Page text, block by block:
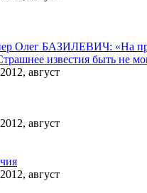
Олег БАЗИЛЕВИЧ: «На
известия быть не
август
август
август